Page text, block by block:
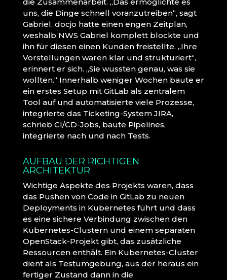
uns, die Dinge schnell voranzutreiben“, sagt
Gabriel. docjo hatte einen engen Zeitplan,
weshalb NWS Gabriel komplett blockte und
ihn für diesen einen Kunden freistellte. „Ihre
Vorstellungen waren klar und strukturiert“,
erinnert er sich. „Sie wussten genau, was sie
wollten.“ Innerhalb weniger Wochen baute er
ein erstes Setup mit GitLab als zentralem
Tool auf und automatisierte viele Prozesse,
integrierte das Ticketing-System JIRA,
schrieb CI/CD-Jobs, baute Pipelines,
integrierte nach und nach Tests.
AUFBAU DER RICHTIGEN
ARCHITEKTUR
Wichtige Aspekte des Projekts waren, dass
das Pushen von Code in GitLab zu neuen
Deployments in Kubernetes führt und dass
es eine sichere Verbindung zwischen den
Kubernetes-Clustern und einem separaten
OpenStack-Projekt gibt, das zusätzliche
Ressourcen enthält. Ein Kubernetes-Cluster
dient als Testumgebung, aus der heraus ein
fertiger Zustand dann in die